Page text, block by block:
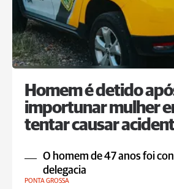
Homem é detido
importunar mulher
tentar causar
O homem de 47 anos foi
delegacia
PONTA GROSSA